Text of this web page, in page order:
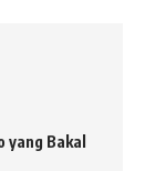
Bakal